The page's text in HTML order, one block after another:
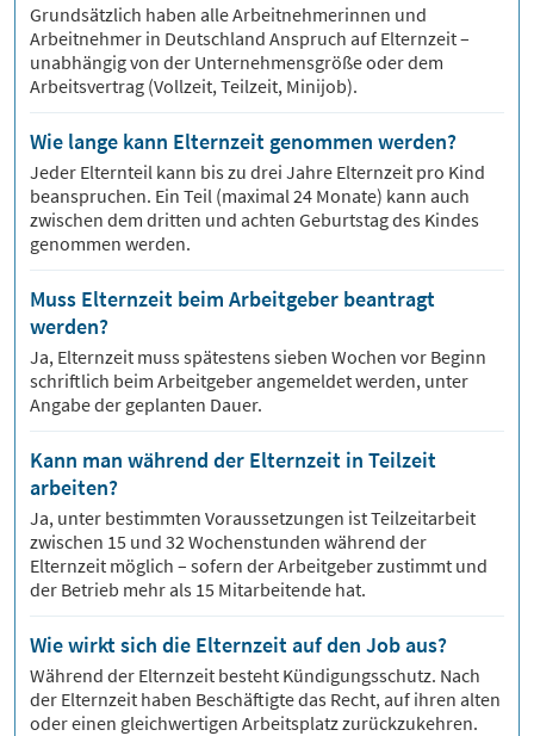
Grundsätzlich haben alle Arbeitnehmerinnen und
Arbeitnehmer in Deutschland Anspruch auf Elternzeit –
unabhängig von der Unternehmensgröße oder dem
Arbeitsvertrag (Vollzeit, Teilzeit, Minijob).
Wie lange kann Elternzeit genommen werden?
Jeder Elternteil kann bis zu drei Jahre Elternzeit pro Kind
beanspruchen. Ein Teil (maximal 24 Monate) kann auch
zwischen dem dritten und achten Geburtstag des Kindes
genommen werden.
Muss Elternzeit beim Arbeitgeber beantragt
werden?
Ja, Elternzeit muss spätestens sieben Wochen vor Beginn
schriftlich beim Arbeitgeber angemeldet werden, unter
Angabe der geplanten Dauer.
Kann man während der Elternzeit in Teilzeit
arbeiten?
Ja, unter bestimmten Voraussetzungen ist Teilzeitarbeit
zwischen 15 und 32 Wochenstunden während der
Elternzeit möglich – sofern der Arbeitgeber zustimmt und
der Betrieb mehr als 15 Mitarbeitende hat.
Wie wirkt sich die Elternzeit auf den Job aus?
Während der Elternzeit besteht Kündigungsschutz. Nach
der Elternzeit haben Beschäftigte das Recht, auf ihren alten
oder einen gleichwertigen Arbeitsplatz zurückzukehren.